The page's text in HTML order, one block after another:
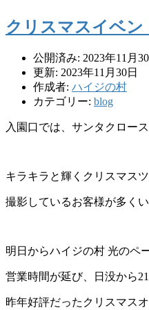
クリスマスイベン
公開済み: 2023年11月30
更新: 2023年11月30日
作成者: ハイジの村
カテゴリー: blog
入園口では、サンタクロース
キラキラと輝くクリスマス
撮影しているお客様が多く
明日からハイジの村 光のペ
営業時間が延び、日没から
昨年好評だったクリスマス